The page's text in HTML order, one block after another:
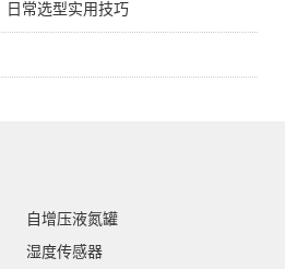
日常选型实用技巧
自增压液氮罐
湿度传感器